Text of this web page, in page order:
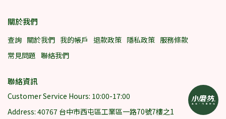
關於我們
查詢 關於我們 我的帳戶 退款政策 隱私政策 服務條款
常見問題 聯絡我們
聯絡資訊
Customer Service Hours: 10:00-17:00
Address: 40767 台中市西屯區工業區一路70號7樓之1